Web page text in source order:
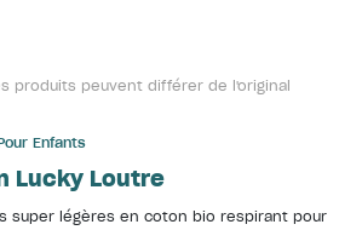
produits peuvent différer de l'original
Enfants
Lucky Loutre
super légères en coton bio respirant pour